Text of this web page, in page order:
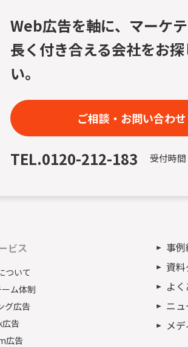
Web広告を軸に、マーケ
長く付き合える会社をお
い。
ご相談・お問い合わせ
TEL.0120-212-183 受付時
ビス
ついて
ム体制
グ広告
告
広告
事
資
よ
ニ
メ